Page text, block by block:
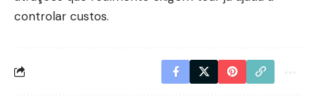
controlar custos.